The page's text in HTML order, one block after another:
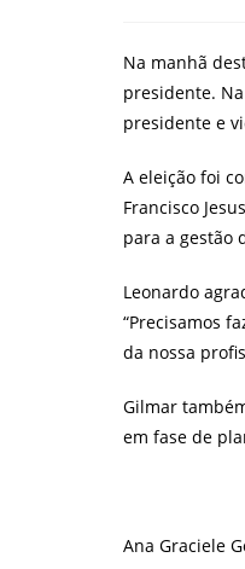
Na manhã
presidente.
presidente e
A eleição foi
Francisco
para a gestão
Leonardo
“Precisamos
da nossa
Gilmar
em fase de
Ana Graciele